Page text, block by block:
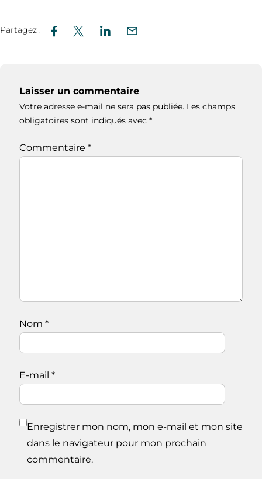
Partagez :
Laisser un commentaire
Votre adresse e-mail ne sera pas publiée. Les champs
obligatoires sont indiqués avec *
Commentaire *
Nom *
E-mail *
Enregistrer mon nom, mon e-mail et mon site
dans le navigateur pour mon prochain
commentaire.